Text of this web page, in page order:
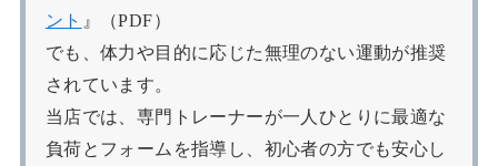
ント 』（PDF）
でも、体力や目的に応じた無理のない運動が推奨
されています。
当店では、専門トレーナーが一人ひとりに最適な
負荷とフォームを指導し、初心者の方でも安心し